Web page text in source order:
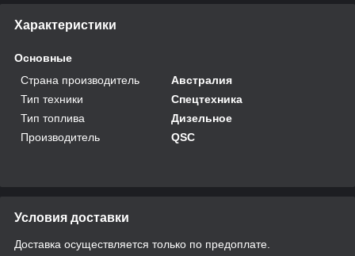
Характеристики
Основные
Страна производитель
Австралия
Тип техники
Спецтехника
Тип топлива
Дизельное
Производитель
QSC
Условия доставки
Доставка осуществляется только по предоплате.